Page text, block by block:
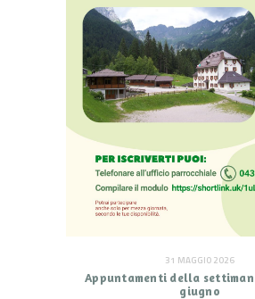
31 MAGGIO 2026
Appuntamenti della
giugno